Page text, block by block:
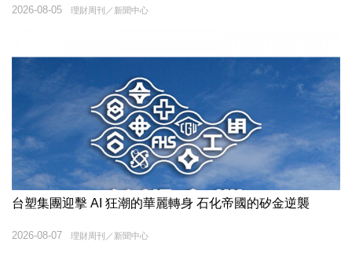
理財周刊／新聞中心
2026-08-05
台塑集團迎擊 AI 狂潮的華麗轉身 石化帝國的矽金逆襲
理財周刊／新聞中心
2026-08-07